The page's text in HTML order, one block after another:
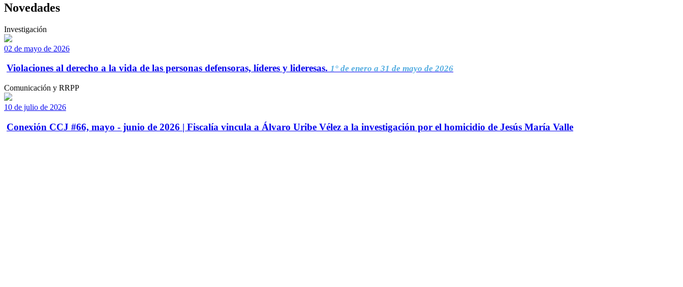
Novedades
Investigación
02 de mayo de 2026
Violaciones al derecho a la vida de las personas defensoras, líderes y lideresas. 1° de enero a 31 de mayo de 2026
Comunicación y RRPP
10 de julio de 2026
Conexión CCJ #66, mayo - junio de 2026 | Fiscalía vincula a Álvaro Uribe Vélez a la investigación por el homicidio de Jesús María Valle